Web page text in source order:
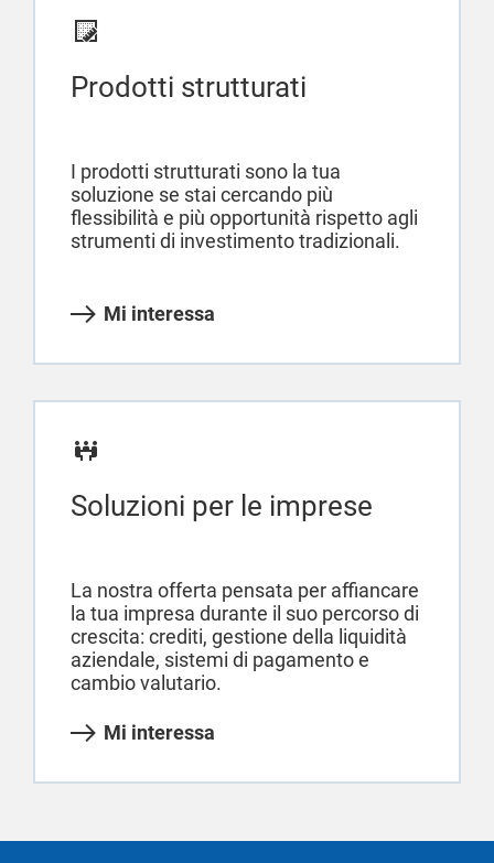
Prodotti strutturati
I prodotti strutturati sono la tua
soluzione se stai cercando più
flessibilità e più opportunità rispetto agli
strumenti di investimento tradizionali.
Mi interessa
Soluzioni per le imprese
La nostra offerta pensata per affiancare
la tua impresa durante il suo percorso di
crescita: crediti, gestione della liquidità
aziendale, sistemi di pagamento e
cambio valutario.
Mi interessa